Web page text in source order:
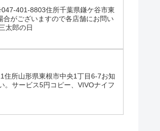
401-8803住所千葉県鎌ケ谷市東
がございますので各店舗にお問い
太郎の日
住所山形県東根市中央1丁目6-7お知
。サービス5円コピー、VIVOナイフ